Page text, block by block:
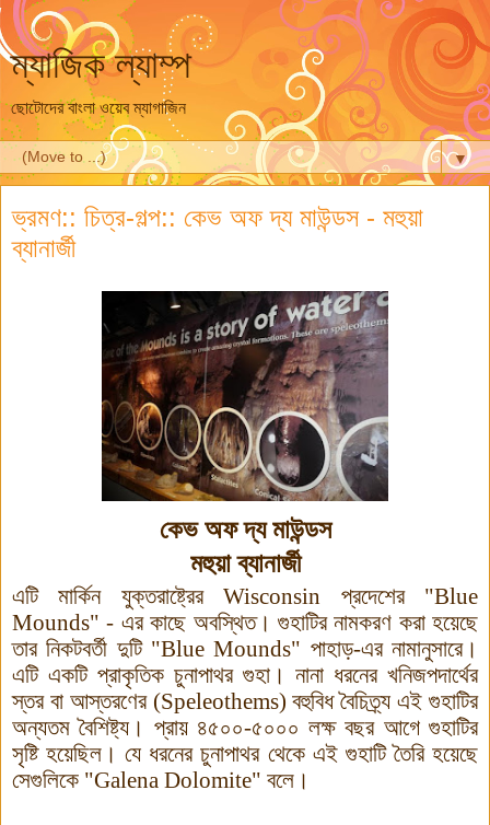
ম্যাজিক ল্যাম্প
ছোটোদের বাংলা ওয়েব ম্যাগাজিন
▼
ভ্রমণ:: চিত্র-গল্প:: কেভ অফ দ্য মাউন্ডস - মহুয়া
ব্যানার্জী
কেভ অফ দ্য মাউন্ডস
মহুয়া ব্যানার্জী
এটি মার্কিন যুক্তরাষ্ট্রেরWisconsin প্রদেশের "Blue
Mounds" - এর কাছে অবস্থিত। গুহাটির নামকরণ করা হয়েছে
তার নিকটবর্তী দুটি "Blue Mounds" পাহাড়-এর নামানুসারে।
এটি একটি প্রাকৃতিক চুনাপাথর গুহা। নানা ধরনের খনিজপদার্থের
স্তর বা আস্তরণের (Speleothems)বহুবিধ বৈচিত্র্য এই গুহাটির
অন্যতম বৈশিষ্ট্য। প্রায় ৪৫০০-৫০০০ লক্ষ বছর আগে গুহাটির
সৃষ্টি হয়েছিল ।যে ধরনের চুনাপাথর থেকে এই গুহাটি তৈরি হয়েছে
সেগুলিকে "Galena Dolomite" বলে।